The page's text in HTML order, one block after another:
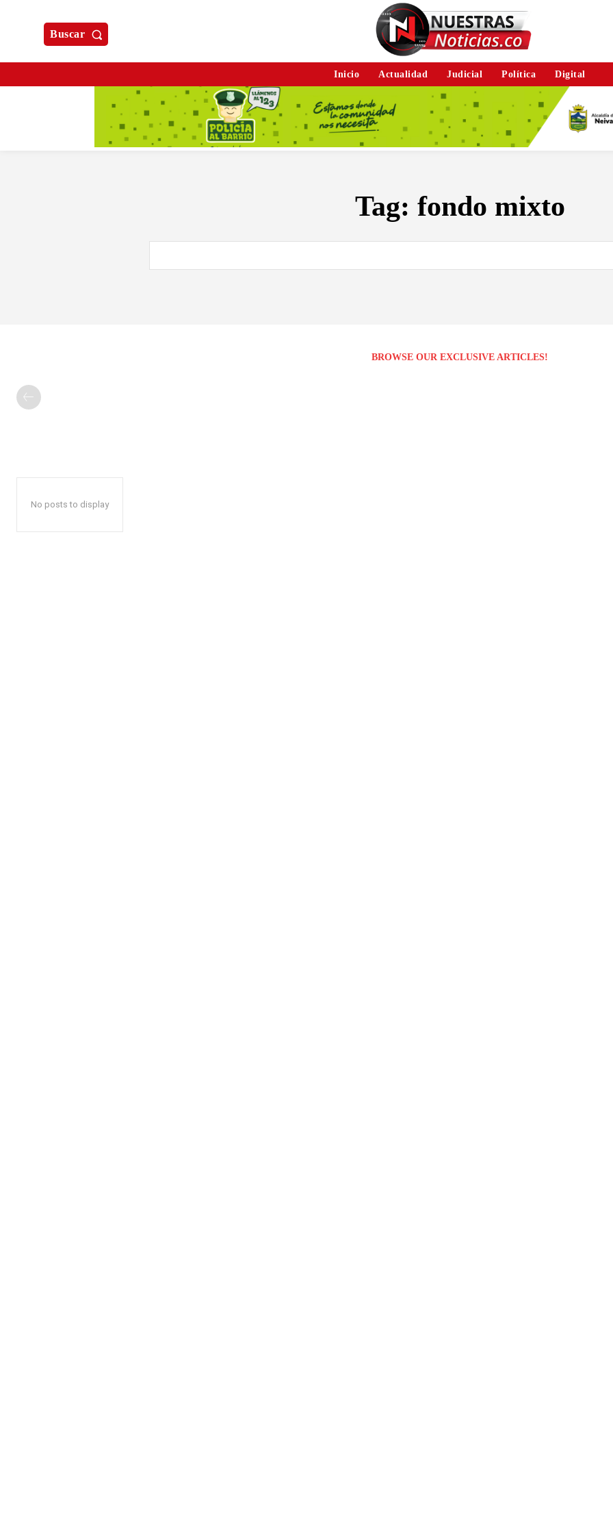
Buscar
Inicio Actualidad Judicial Política Digital
Tag: fondo mixto
BROWSE OUR EXCLUSIVE ARTICLES!
No posts to display